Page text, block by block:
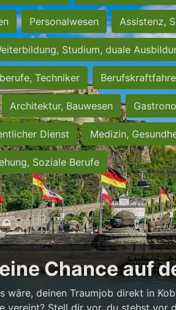
Personalwesen Assistenz,
Studium, duale
Techniker
Architektur, Bauwesen
Dienst Medizin,
Soziale Berufe
Chance auf
deinen Traumjob direkt in